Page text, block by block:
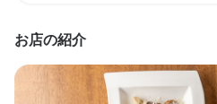
お店の紹介
・スタッフ管理教育
・グルメサイト、SNS管理 など
※お店の1日の流れ例
10:30～ 出勤、オープン準備
11:00～ ランチ営業
■お店の1日の流れ例
10:30～　出勤、オープン準備
・グルメサイト管理と改善
・SNS管理と発信
・サービス業務の補助　など
10:30～ 出勤、ワインの温度管理
11:00～ ランチ営業
※お店の1日の流れ例
10:30～ 出勤、オープン準備
11:00～ ランチ営業
・お客様のお出迎えやお席への案内
・お客様の注文対応
・料理提供
仕事に慣れてきたら仕込みや基本
いきます！
■具体的な内容
す！
■具体的な内容